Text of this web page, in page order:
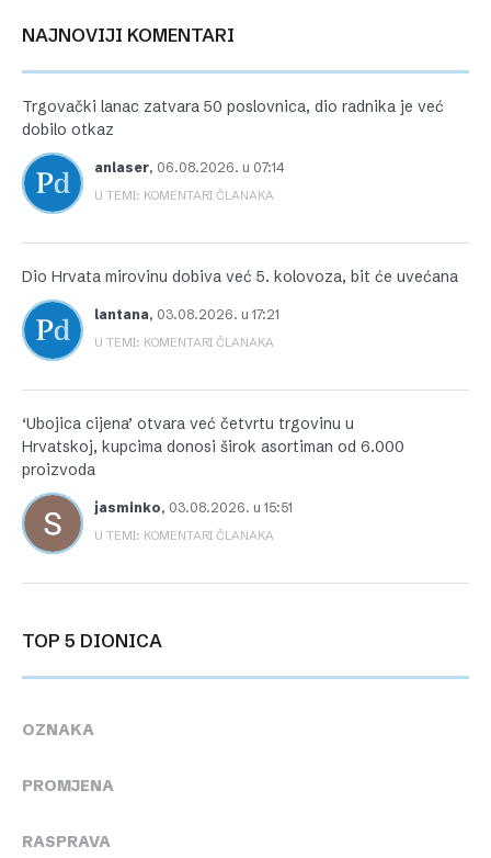
NAJNOVIJI KOMENTARI
Trgovački lanac zatvara 50 poslovnica, dio radnika je već
dobilo otkaz
anlaser, 06.08.2026. u 07:14
U TEMI: KOMENTARI ČLANAKA
Dio Hrvata mirovinu dobiva već 5. kolovoza, bit će uvećana
lantana, 03.08.2026. u 17:21
U TEMI: KOMENTARI ČLANAKA
‘Ubojica cijena’ otvara već četvrtu trgovinu u
Hrvatskoj, kupcima donosi širok asortiman od 6.000
proizvoda
jasminko, 03.08.2026. u 15:51
U TEMI: KOMENTARI ČLANAKA
TOP 5 DIONICA
OZNAKA
PROMJENA
RASPRAVA